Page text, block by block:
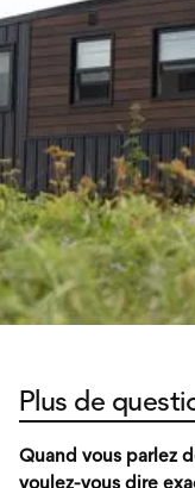
Plus de
Quand vous parlez
voulez-vous dire